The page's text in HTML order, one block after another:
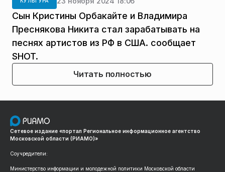
Сын Кристины Орбакайте и Владимира
Преснякова Никита стал зарабатывать на
песнях артистов из РФ в США. сообщает
SHOT.
Читать полностью
Сетевое издание «портал Региональное информационное агентство
Московской области (РИАМО)»
Соучредители:
Министерство информации и молодежной политики Московской области